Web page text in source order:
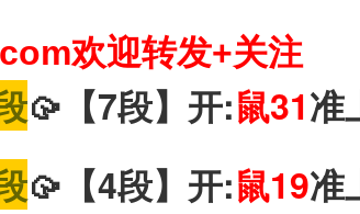
欢迎转发+关注
🥠【7段】开:鼠31准
🥠【4段】开:鼠19准